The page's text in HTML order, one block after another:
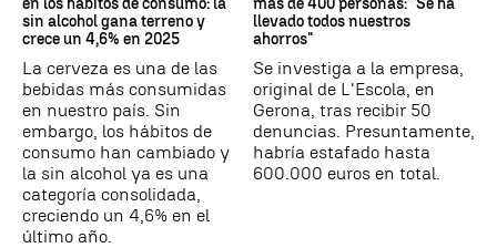
sin alcohol gana terreno y
crece un 4,6% en 2025
La cerveza es una de las
bebidas más consumidas
en nuestro país. Sin
embargo, los hábitos de
consumo han cambiado y
la sin alcohol ya es una
categoría consolidada,
creciendo un 4,6% en el
último año.
llevado todos nuestros
ahorros"
Se investiga a la empresa,
original de L'Escola, en
Gerona, tras recibir 50
denuncias. Presuntamente,
habría estafado hasta
600.000 euros en total.